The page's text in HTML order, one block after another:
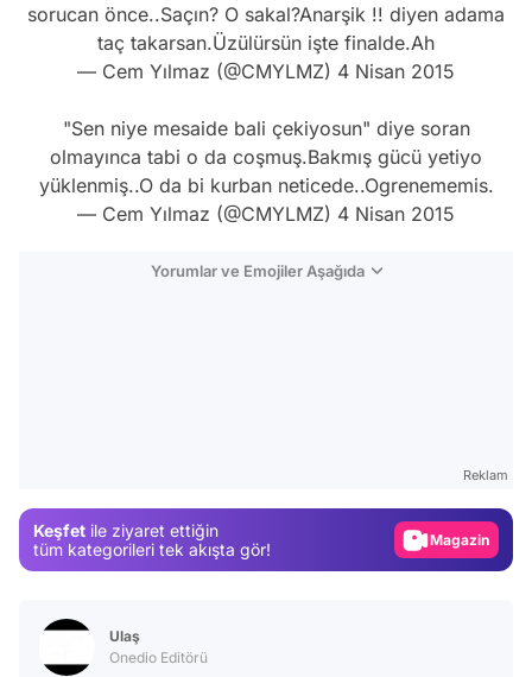
sorucan önce..Saçın? O sakal?Anarşik !! diyen adama
taç takarsan.Üzülürsün işte finalde.Ah
— Cem Yılmaz (@CMYLMZ) 4 Nisan 2015
"Sen niye mesaide bali çekiyosun" diye soran
olmayınca tabi o da coşmuş.Bakmış gücü yetiyo
yüklenmiş..O da bi kurban neticede..Ogrenememis.
— Cem Yılmaz (@CMYLMZ) 4 Nisan 2015
Yorumlar ve Emojiler Aşağıda
Reklam
Keşfet ile ziyaret ettiğin
tüm kategorileri tek akışta gör!
Magazin
Ulaş
Onedio Editörü